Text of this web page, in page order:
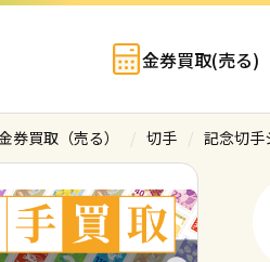
金券買取(売る)
券買取（売る） / 切手 / 記念切手